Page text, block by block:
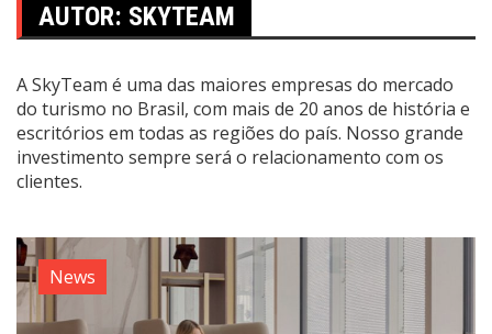
AUTOR: SKYTEAM
A SkyTeam é uma das maiores empresas do mercado
do turismo no Brasil, com mais de 20 anos de história e
escritórios em todas as regiões do país. Nosso grande
investimento sempre será o relacionamento com os
clientes.
News